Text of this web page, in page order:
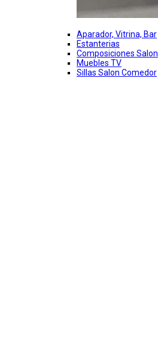
Aparador, Vitrina, Bar
Estanterias
Composiciones Salon
Muebles TV
Sillas Salon Comedor